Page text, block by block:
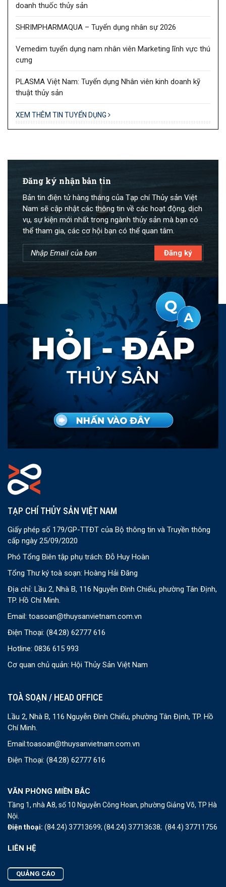
doanh thuốc thủy sản
SHRIMPHARMAQUA – Tuyển dụng nhân sự 2026
Vemedim tuyển dụng nam nhân viên Marketing lĩnh vực thú
cưng
PLASMA Việt Nam: Tuyển dụng Nhân viên kinh doanh kỹ
thuật thủy sản
XEM THÊM TIN TUYỂN DỤNG
Đăng ký nhận bản tin
Bản tin điện tử hàng tháng của Tạp chí Thủy sản Việt
Nam sẽ cập nhật các thông tin về các hoạt động, dịch
vụ, sự kiện mới nhất trong ngành thủy sản mà bạn có
thể tham gia, các cơ hội bạn có thể quan tâm.
TẠP CHÍ THỦY SẢN VIỆT NAM
Giấy phép số 179/GP-TTĐT của Bộ thông tin và Truyền thông
cấp ngày 25/09/2020
Phó Tổng Biên tập phụ trách: Đỗ Huy Hoàn
Tổng Thư ký toà soạn: Hoàng Hải Đăng
Địa chỉ: Lầu 2, Nhà B, 116 Nguyễn Đình Chiểu, phường Tân Định,
TP. Hồ Chí Minh.
Email: toasoan@thuysanvietnam.com.vn
Điện Thoại: (84.28) 62777 616
Hotline: 0836 615 993
Cơ quan chủ quản: Hội Thủy Sản Việt Nam
TOÀ SOẠN / HEAD OFFICE
Lầu 2, Nhà B, 116 Nguyễn Đình Chiểu, phường Tân Định, TP. Hồ
Chí Minh.
Email:toasoan@thuysanvietnam.com.vn
Điện Thoại: (84.28) 62777 616
VĂN PHÒNG MIỀN BẮC
Tầng 1, nhà A8, số 10 Nguyễn Công Hoan, phường Giảng Võ, TP Hà
Nội.
Điện thoại: (84.24) 37713699; (84.24) 37713638; (84.4) 37711756
LIÊN HỆ
QUẢNG CÁO